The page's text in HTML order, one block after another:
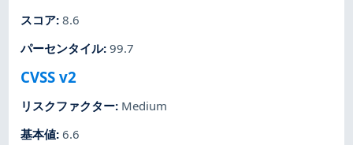
スコア:8.6
パーセンタイル:99.7
CVSS v2
リスクファクター: Medium
基本値:6.6